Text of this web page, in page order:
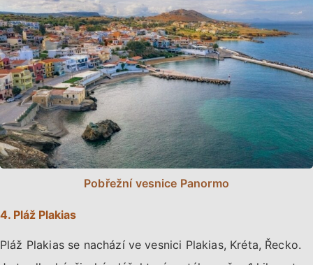
Pobřežní vesnice Panormo
4. Pláž Plakias
Pláž Plakias se nachází ve vesnici Plakias, Kréta, Řecko.